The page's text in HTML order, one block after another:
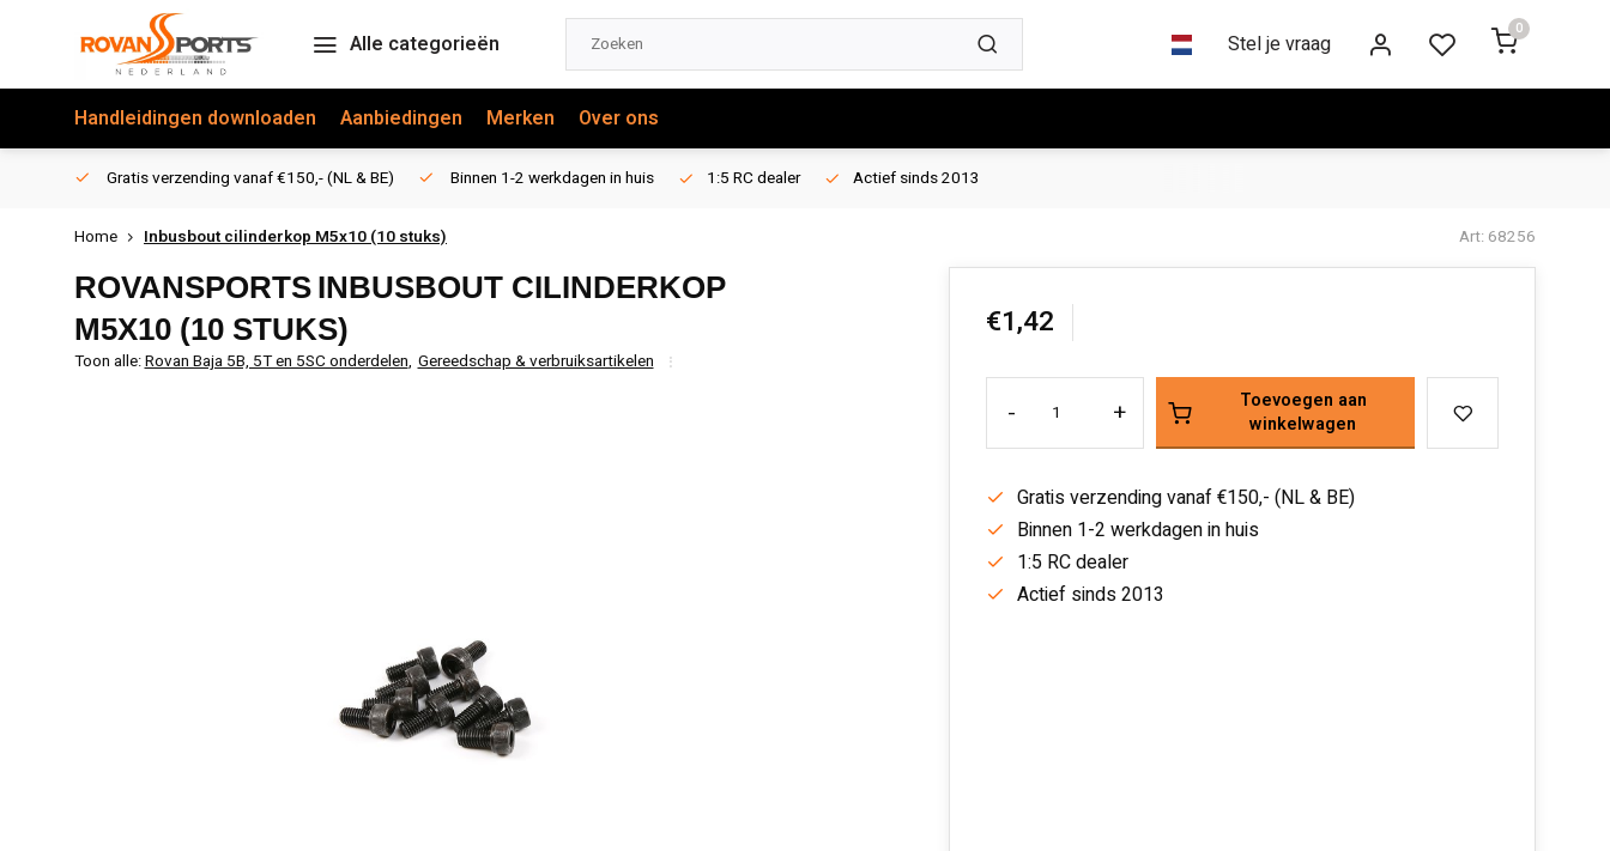
Alle categorieën Stel je vraag
0
Handleidingen downloaden Aanbiedingen Merken Over ons
Gratis verzending vanaf €150,- (NL & BE) Binnen 1-2 werkdagen in huis 1:5 RC dealer Actief sinds 2013
Home Inbusbout cilinderkop M5x10 (10 stuks) Art: 68256
ROVANSPORTS INBUSBOUT CILINDERKOP
M5X10 (10 STUKS)
Toon alle:Rovan Baja 5B, 5T en 5SC onderdelen, Gereedschap & verbruiksartikelen
€1,42
- +
Toevoegen aan
winkelwagen
Gratis verzending vanaf €150,- (NL & BE)
Binnen 1-2 werkdagen in huis
1:5 RC dealer
Actief sinds 2013